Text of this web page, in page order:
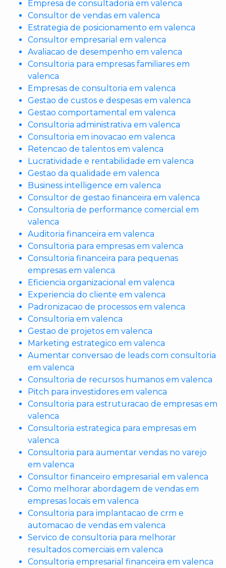
Empresa de consultadoria em valenca
Consultor de vendas em valenca
Estrategia de posicionamento em valenca
Consultor empresarial em valenca
Avaliacao de desempenho em valenca
Consultoria para empresas familiares em
valenca
Empresas de consultoria em valenca
Gestao de custos e despesas em valenca
Gestao comportamental em valenca
Consultoria administrativa em valenca
Consultoria em inovacao em valenca
Retencao de talentos em valenca
Lucratividade e rentabilidade em valenca
Gestao da qualidade em valenca
Business intelligence em valenca
Consultor de gestao financeira em valenca
Consultoria de performance comercial em
valenca
Auditoria financeira em valenca
Consultoria para empresas em valenca
Consultoria financeira para pequenas
empresas em valenca
Eficiencia organizacional em valenca
Experiencia do cliente em valenca
Padronizacao de processos em valenca
Consultoria em valenca
Gestao de projetos em valenca
Marketing estrategico em valenca
Aumentar conversao de leads com consultoria
em valenca
Consultoria de recursos humanos em valenca
Pitch para investidores em valenca
Consultoria para estruturacao de empresas em
valenca
Consultoria estrategica para empresas em
valenca
Consultoria para aumentar vendas no varejo
em valenca
Consultor financeiro empresarial em valenca
Como melhorar abordagem de vendas em
empresas locais em valenca
Consultoria para implantacao de crm e
automacao de vendas em valenca
Servico de consultoria para melhorar
resultados comerciais em valenca
Consultoria empresarial financeira em valenca